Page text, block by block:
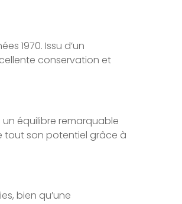
1970. Issu d’un
conservation et
équilibre remarquable
tout son potentiel grâce à
bien qu’une